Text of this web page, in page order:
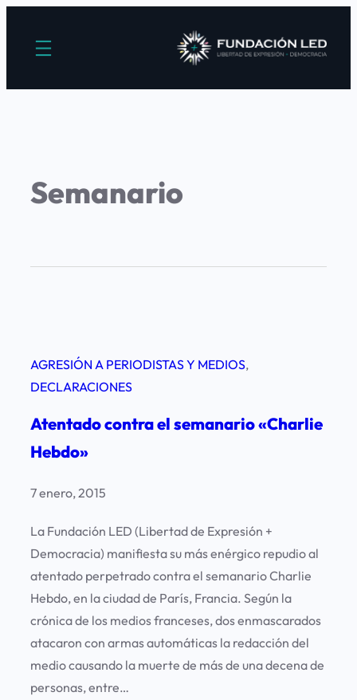
Semanario
AGRESIÓN A PERIODISTAS Y MEDIOS
DECLARACIONES
Atentado contra el semanario «Charlie
Hebdo»
7 enero, 2015
La Fundación LED (Libertad de Expresión +
Democracia) manifiesta su más enérgico repudio al
atentado perpetrado contra el semanario Charlie
Hebdo, en la ciudad de París, Francia. Según la
crónica de los medios franceses, dos enmascarados
atacaron con armas automáticas la redacción del
medio causando la muerte de más de una decena de
personas, entre…